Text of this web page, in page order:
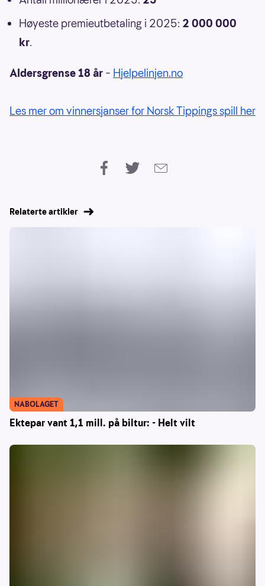
Høyeste premieutbetaling i 2025: 2 000 000
kr.
Aldersgrense 18 år – Hjelpelinjen.no
Les mer om vinnersjanser for Norsk Tippings spill her
Relaterte artikler
Ektepar vant 1,1 mill. på biltur: - Helt vilt
NABOLAGET